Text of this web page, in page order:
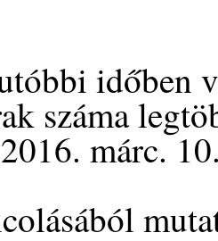
időben
száma
márc.